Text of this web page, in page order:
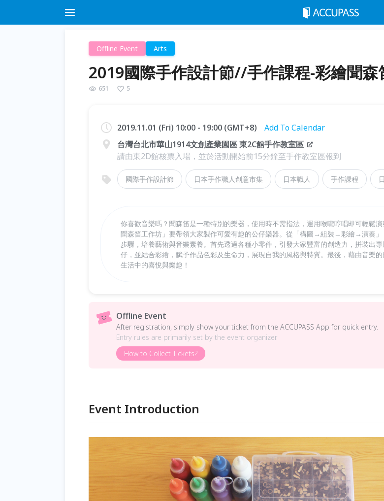
Offline Event Arts
2019國際手作設計節//手作課程-彩繪聞森
651 5
2019.11.01 (Fri) 10:00 - 19:00 (GMT+8)
Add To Calendar
台灣台北市華山1914文創產業園區 東2C館手作教室區
請由東2D館核票入場，並於活動開始前15分鐘至手作教室區報到
國際手作設計節 日本手作職人創意市集 日本職人 手作課程
你喜歡音樂嗎？聞森笛是一種特別的樂器，使用時不需指法，運用喉嚨哼唱即可輕鬆
聞森笛工作坊」要帶領大家製作可愛有趣的公仔樂器。從「構圖→組裝→彩繪→演奏」
步驟，培養藝術與音樂素養。首先透過各種小零件，引發大家豐富的創造力，拼裝出
仔，並結合彩繪，賦予作品色彩及生命力，展現自我的風格與特質。最後，藉由音樂
生活中的喜悅與樂趣！
Offline Event
After registration, simply show your ticket from the ACCUPASS App for quick entry.
Entry rules are primarily set by the event organizer.
How to Collect Tickets?
Event Introduction